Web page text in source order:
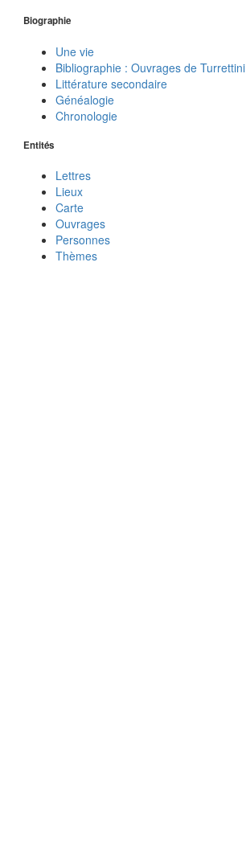
Biographie
Une vie
Bibliographie : Ouvrages de Turrettini
Littérature secondaire
Généalogie
Chronologie
Entités
Lettres
Lieux
Carte
Ouvrages
Personnes
Thèmes